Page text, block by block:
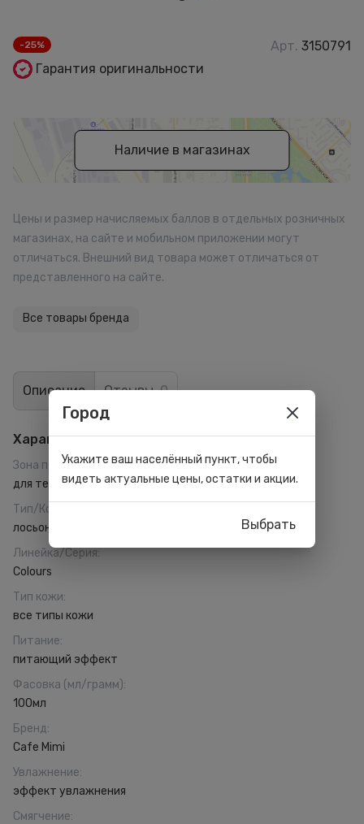
-25% Арт. 3150791
Гарантия оригинальности
Наличие в магазинах
Цены и размер начисляемых баллов в отдельных розничных
магазинах, на сайте и мобильном приложении могут
отличаться. Внешний вид товара может отличаться от
представленного на сайте.
Все товары бренда
Описание Отзывы 0
Характеристики
Зона применения:
для тела
Тип/Консистенция
лосьон
Линейка/Серия:
Colours
Тип кожи:
все типы кожи
Питание:
питающий эффект
Фасовка (мл/грамм):
100мл
Бренд:
Cafe Mimi
Увлажнение:
эффект увлажнения
Смягчение:
Город
Укажите ваш населённый пункт, чтобы
видеть актуальные цены, остатки и акции.
Выбрать